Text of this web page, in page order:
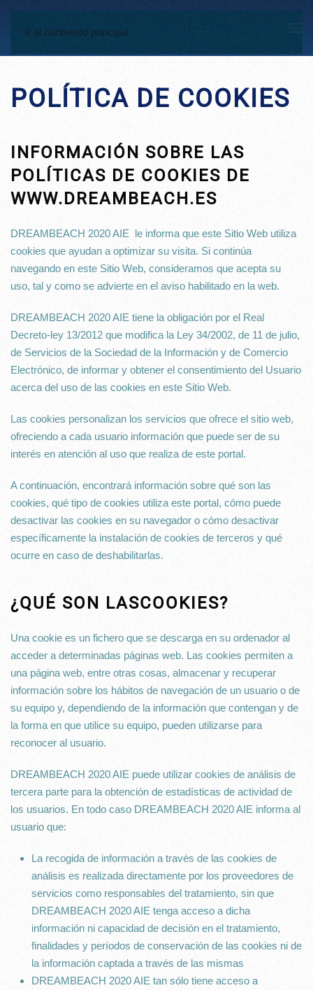
Ir al contenido principal
POLÍTICA DE COOKIES
INFORMACIÓN SOBRE LAS
POLÍTICAS DE COOKIES DE
WWW.DREAMBEACH.ES
DREAMBEACH 2020 AIE le informa que este Sitio Web utiliza
cookies que ayudan a optimizar su visita. Si continúa
navegando en este Sitio Web, consideramos que acepta su
uso, tal y como se advierte en el aviso habilitado en la web.
DREAMBEACH 2020 AIE tiene la obligación por el Real
Decreto-ley 13/2012 que modifica la Ley 34/2002, de 11 de julio,
de Servicios de la Sociedad de la Información y de Comercio
Electrónico, de informar y obtener el consentimiento del Usuario
acerca del uso de las cookies en este Sitio Web.
Las cookies personalizan los servicios que ofrece el sitio web,
ofreciendo a cada usuario información que puede ser de su
interés en atención al uso que realiza de este portal.
A continuación, encontrará información sobre qué son las
cookies, qué tipo de cookies utiliza este portal, cómo puede
desactivar las cookies en su navegador o cómo desactivar
específicamente la instalación de cookies de terceros y qué
ocurre en caso de deshabilitarlas.
¿QUÉ SON LASCOOKIES?
Una cookie es un fichero que se descarga en su ordenador al
acceder a determinadas páginas web. Las cookies permiten a
una página web, entre otras cosas, almacenar y recuperar
información sobre los hábitos de navegación de un usuario o de
su equipo y, dependiendo de la información que contengan y de
la forma en que utilice su equipo, pueden utilizarse para
reconocer al usuario.
DREAMBEACH 2020 AIE puede utilizar cookies de análisis de
tercera parte para la obtención de estadísticas de actividad de
los usuarios. En todo caso DREAMBEACH 2020 AIE informa al
usuario que:
La recogida de información a través de las cookies de
análisis es realizada directamente por los proveedores de
servicios como responsables del tratamiento, sin que
DREAMBEACH 2020 AIE tenga acceso a dicha
información ni capacidad de decisión en el tratamiento,
finalidades y períodos de conservación de las cookies ni de
la información captada a través de las mismas
DREAMBEACH 2020 AIE tan sólo tiene acceso a